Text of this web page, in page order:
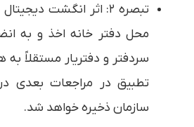
تبصره ۲: اثر انگشت
محل دفتر خانه اخذ و به
سردفتر و دفتریار مستقلاً
تطبیق در مراجعات بعدی
سازمان ذخیره خواهد شد.